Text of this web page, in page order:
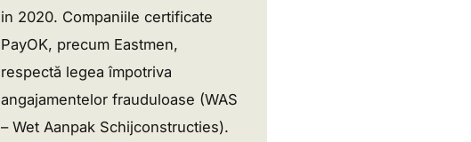
in 2020. Companiile certificate
PayOK, precum Eastmen,
respectă legea împotriva
angajamentelor frauduloase (WAS
– Wet Aanpak Schijconstructies).